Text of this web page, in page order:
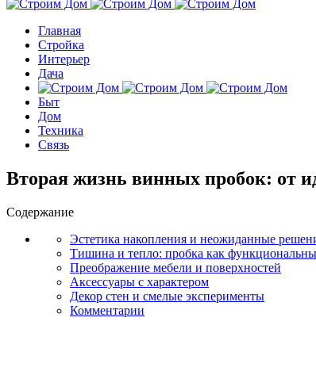
Главная
Стройка
Интерьер
Дача
Быт
Дом
Техника
Связь
Вторая жизнь винных пробок: от
Содержание
Эстетика накопления и неожиданные
Тишина и тепло: пробка как
Преображение мебели и поверхностей
Аксессуары с характером
Декор стен и смелые эксперименты
Комментарии